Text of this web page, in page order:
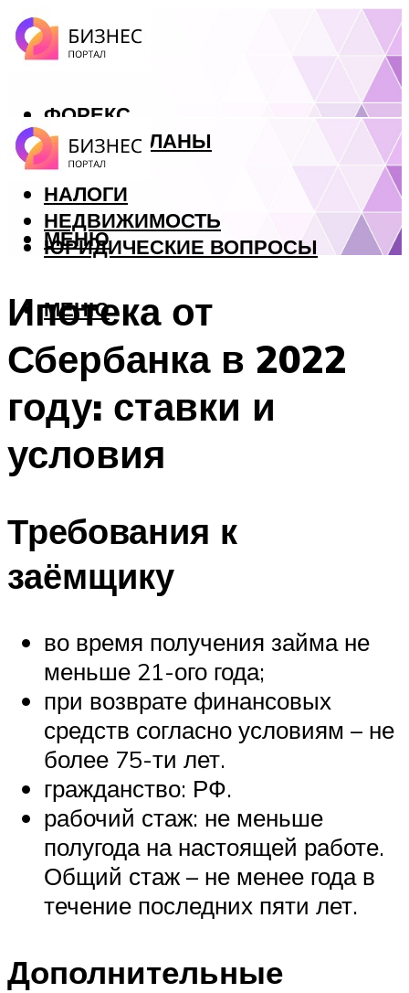
ФОРЕКС
БИЗНЕС ПЛАНЫ
КРЕДИТЫ
НАЛОГИ
НЕДВИЖИМОСТЬ
ЮРИДИЧЕСКИЕ ВОПРОСЫ
МЕНЮ
МЕНЮ
Ипотека от
Сбербанка в 2022
году: ставки и
условия
Требования к
заёмщику
во время получения займа не
меньше 21-ого года;
при возврате финансовых
средств согласно условиям – не
более 75-ти лет.
гражданство: РФ.
рабочий стаж: не меньше
полугода на настоящей работе.
Общий стаж – не менее года в
течение последних пяти лет.
Дополнительные